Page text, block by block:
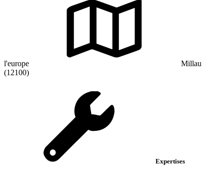
l'europe
Millau
(12100)
Expertises